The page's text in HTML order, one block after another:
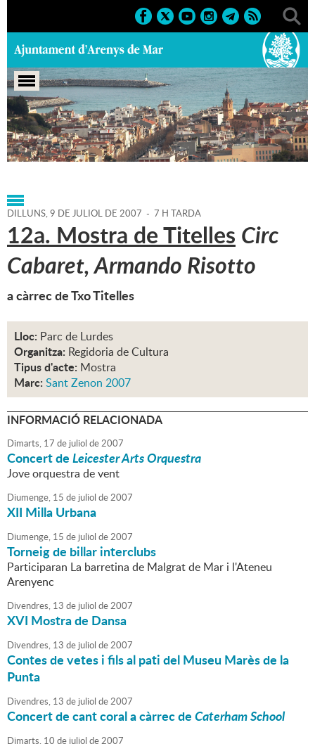
Portada > Agenda > 09-07-
2007 > Marcs > Culturals > 2007 > Sant Zenon 2007
DILLUNS,9 DE JULIOL DE 2007 - 7 H TARDA
12a. Mostra de Titelles Circ
Cabaret, Armando Risotto
a càrrec de Txo Titelles
Lloc: Parc de Lurdes
Organitza: Regidoria de Cultura
Tipus d'acte: Mostra
Marc: Sant Zenon 2007
INFORMACIÓ RELACIONADA
Dimarts, 17 de juliol de2007
Concert deLeicester Arts Orquestra
Jove orquestra de vent
Diumenge, 15 de juliol de2007
XII Milla Urbana
Diumenge, 15 de juliol de2007
Torneig de billar interclubs
Participaran La barretina de Malgrat de Mar i l'Ateneu
Arenyenc
Divendres, 13 de juliol de2007
XVI Mostra de Dansa
Divendres, 13 de juliol de2007
Contes de vetes i fils al pati del Museu Marès de la
Punta
Divendres, 13 de juliol de2007
Concert de cant coral a càrrec deCaterham School
Dimarts, 10 de juliol de2007